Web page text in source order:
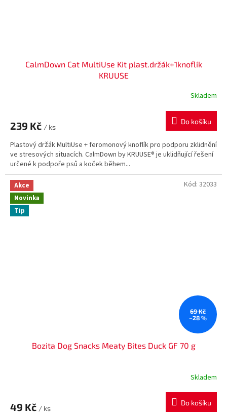
CalmDown Cat MultiUse Kit plast.držák+1knoflík
KRUUSE
Skladem
239 Kč / ks
Do košíku
Plastový držák MultiUse + feromonový knoflík pro podporu zklidnění
ve stresových situacích. CalmDown by KRUUSE® je uklidňující řešení
určené k podpoře psů a koček během...
Akce
Novinka
Tip
69 Kč
–28 %
Bozita Dog Snacks Meaty Bites Duck GF 70 g
Skladem
49 Kč / ks
Do košíku
Kód: 32033